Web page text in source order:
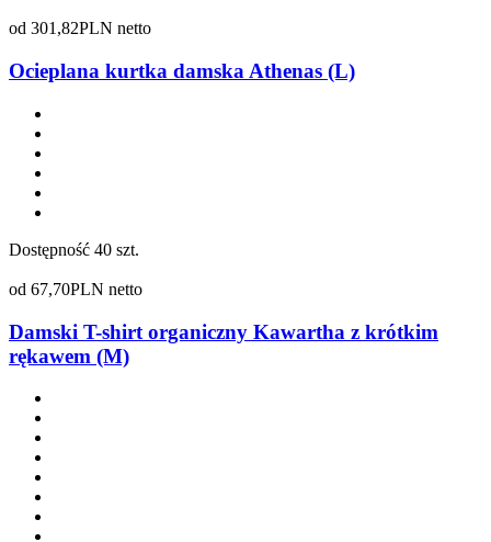
od 301,82PLN netto
Ocieplana kurtka damska Athenas (L)
Dostępność 40 szt.
od 67,70PLN netto
Damski T-shirt organiczny Kawartha z krótkim
rękawem (M)